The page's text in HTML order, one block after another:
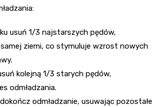
usuń 1/3 najstarszych pędów,
ziemi, co stymuluje wzrost nowych
kolejną 1/3 starych pędów,
odmładzania.
odmładzanie, usuwając pozostałe